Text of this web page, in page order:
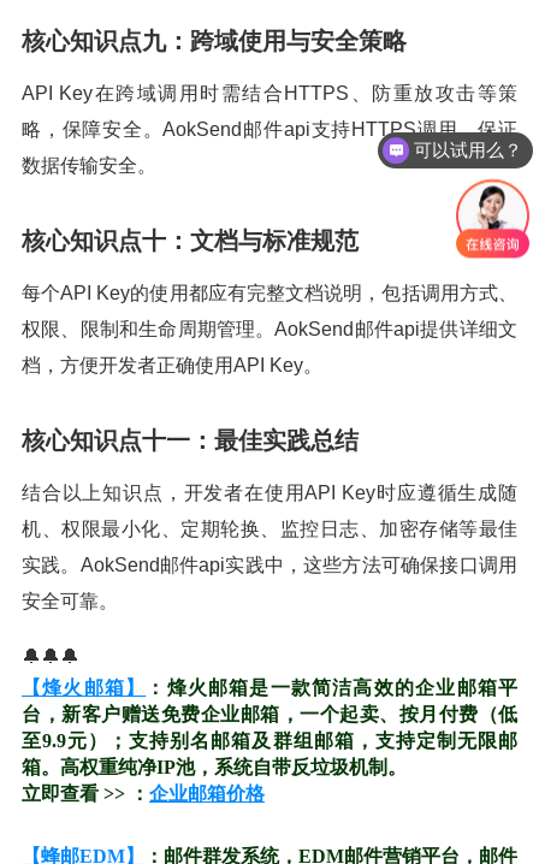
核心知识点九：跨域使用与安全策略
API Key在跨域调用时需结合HTTPS、防重放攻击等策
略，保障安全。AokSend邮件api支持HTTPS调用，保证
数据传输安全。
核心知识点十：文档与标准规范
每个API Key的使用都应有完整文档说明，包括调用方式、
权限、限制和生命周期管理。AokSend邮件api提供详细文
档，方便开发者正确使用API Key。
核心知识点十一：最佳实践总结
结合以上知识点，开发者在使用API Key时应遵循生成随
机、权限最小化、定期轮换、监控日志、加密存储等最佳
实践。AokSend邮件api实践中，这些方法可确保接口调用
安全可靠。
🔔🔔🔔
【烽火邮箱】
：烽火邮箱是一款简洁高效的企业邮箱平
台，新客户赠送免费企业邮箱，一个起卖、按月付费（低
至9.9元）；支持别名邮箱及群组邮箱，支持定制无限邮
箱。高权重纯净IP池，系统自带反垃圾机制。
立即查看 >> ： 企业邮箱价格
【蜂邮EDM】
：邮件群发系统，EDM邮件营销平台，邮件
可以试用么？